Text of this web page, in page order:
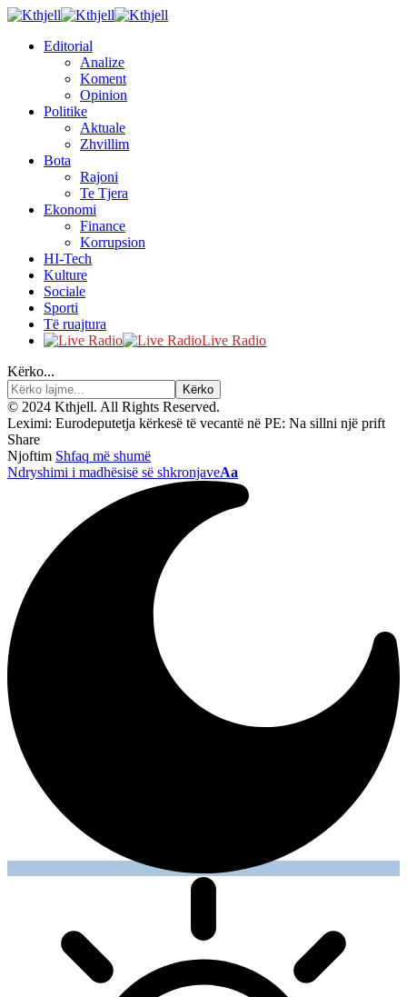
Editorial
Analize
Koment
Opinion
Politike
Aktuale
Zhvillim
Bota
Rajoni
Te Tjera
Ekonomi
Finance
Korrupsion
HI-Tech
Kulture
Sociale
Sporti
Të ruajtura
Live Radio
Kërko...
© 2024 Kthjell. All Rights Reserved.
Leximi: Eurodeputetja kërkesë të vecantë në PE: Na sillni një prift
Share
Njoftim Shfaq më shumë
Ndryshimi i madhësisë së shkronjaveAa